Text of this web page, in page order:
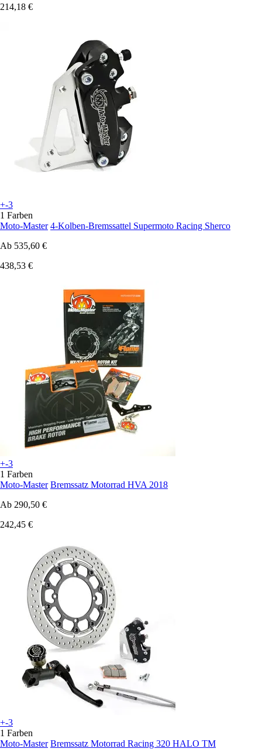
214,18 €
+-3
1 Farben
Moto-Master 4-Kolben-Bremssattel Supermoto Racing Sherco
Ab 535,60 €
438,53 €
+-3
1 Farben
Moto-Master Bremssatz Motorrad HVA 2018
Ab 290,50 €
242,45 €
+-3
1 Farben
Moto-Master Bremssatz Motorrad Racing 320 HALO TM